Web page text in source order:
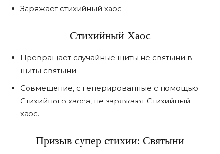
Заряжает стихийный хаос
Стихийный Хаос
Превращает случайные щиты не святыни в
щиты святыни
Совмещение, с генерированные с помощью
Стихийного хаоса, не заряжают Стихийный
хаос.
Призыв супер стихии: Святыни